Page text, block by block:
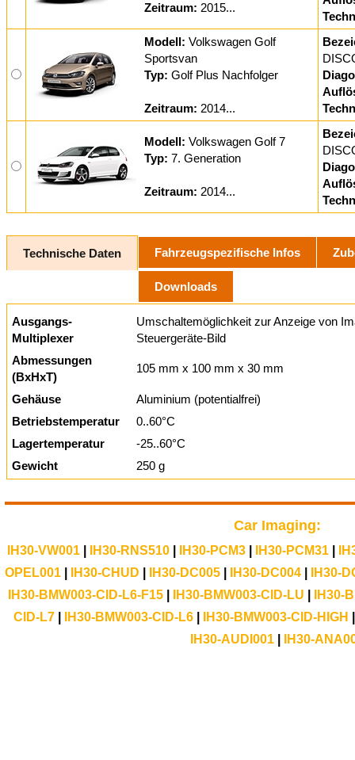
Zeitraum: 2015...
Modell: Volkswagen Golf
Sportsvan
Typ: Golf Plus Nachfolger
Zeitraum: 2014...
Modell: Volkswagen Golf 7
Typ: 7. Generation
Zeitraum: 2014...
Technische Daten Fahrzeugspezifische Infos
Downloads
Ausgangs-
Multiplexer
Umschaltemöglichkeit zur Anzeige von
Steuergeräte-Bild
Abmessungen
(BxHxT)
105 mm x 100 mm x 30 mm
Gehäuse
Aluminium (potentialfrei)
Betriebstemperatur
0..60°C
Lagertemperatur
-25..60°C
Gewicht
250 g
Car Imaging:
IH30-VW001| IH30-RNS510| IH30-PCM3| IH30-PCM31|
OPEL001
IH30-CHUD IH30-DC005 IH30-DC004
IH30-
IH30-BMW003-CID-L6-F15
IH30-BMW003-CID-LU
IH30-
CID-L7| IH30-BMW003-CID-L6| IH30-BMW003-CID-HIGH
IH30-AUDI001
IH30-